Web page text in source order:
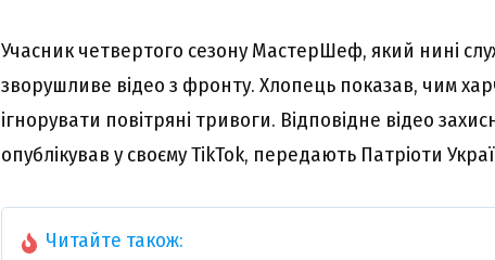
Учасник четвертого сезону МастерШеф, який нині
зворушливе відео з фронту. Хлопець показав, чим
ігнорувати повітряні тривоги. Відповідне відео
опублікував у своєму TikTok, передають Патріоти
Читайте також: